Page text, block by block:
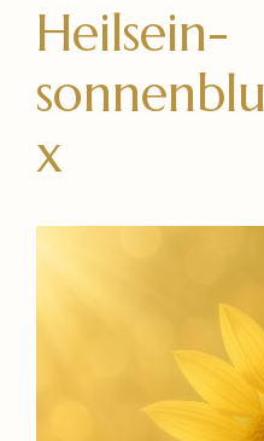
Heilsein-
x